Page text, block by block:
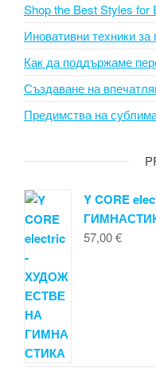
Shop the Best Styles for
Иновативни техники
Как да поддържаме
Създаване на
Предимства на
Y CORE
57,00€